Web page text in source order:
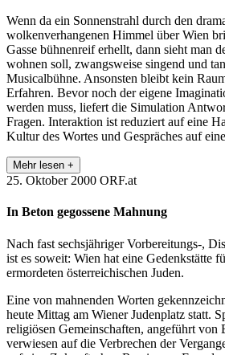
Wenn da ein Sonnenstrahl durch den
wolkenverhangenen Himmel über Wien
Gasse bühnenreif erhellt, dann sieht man
wohnen soll, zwangsweise singend und
Musicalbühne. Ansonsten bleibt kein
Erfahren. Bevor noch der eigene
werden muss, liefert die Simulation
Fragen. Interaktion ist reduziert auf eine
Kultur des Wortes und Gespräches auf
Mehr lesen +
25. Oktober 2000 ORF.at
In Beton gegossene Mahnung
Nach fast sechsjähriger Vorbereitungs-,
ist es soweit: Wien hat eine Gedenkstätte
ermordeten österreichischen Juden.
Eine von mahnenden Worten
heute Mittag am Wiener Judenplatz statt.
religiösen Gemeinschaften, angeführt von
verwiesen auf die Verbrechen der